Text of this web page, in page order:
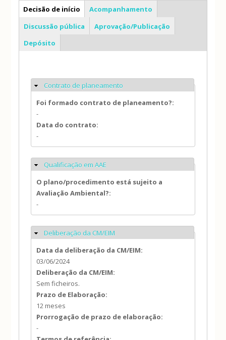
PP
Decisão de início
Acompanhamento
Discussão pública
Aprovação/Publicação
Depósito
Ocultar
Contrato de planeamento
Foi formado contrato de planeamento?:
-
Data do contrato:
-
Ocultar
Qualificação em AAE
O plano/procedimento está sujeito a
Avaliação Ambiental?:
-
Ocultar
Deliberação da CM/EIM
Data da deliberação da CM/EIM:
03/06/2024
Deliberação da CM/EIM:
Sem ficheiros.
Prazo de Elaboração:
12 meses
Prorrogação de prazo de elaboração:
-